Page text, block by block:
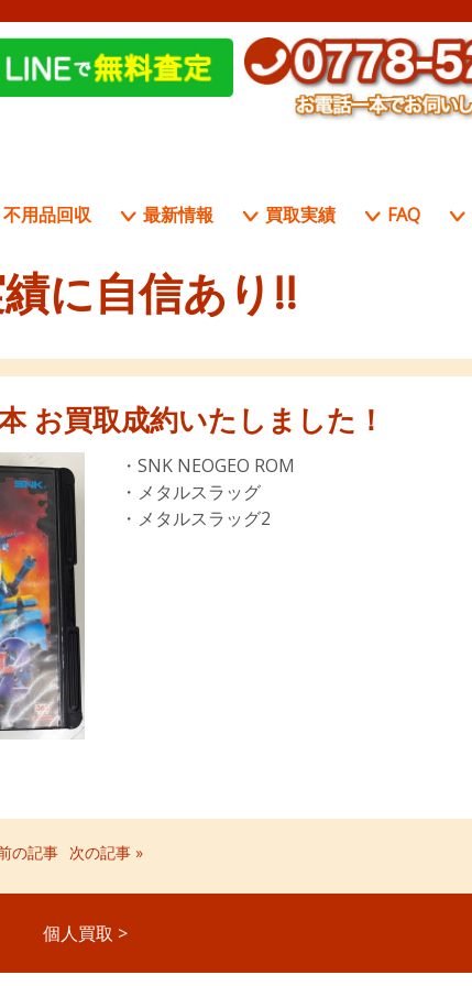
不用品回収 最新情報 買取実績 FAQ
に自信あり!!
お買取成約いたしました！
・SNK NEOGEO ROM
・メタルスラッグ
・メタルスラッグ2
の記事 次の記事 »
個人買取 >